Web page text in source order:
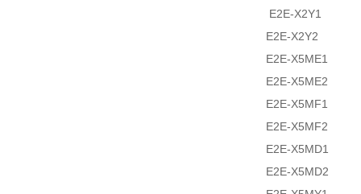
E2E-X2Y1
E2E-X2Y2
E2E-X5ME1
E2E-X5ME2
E2E-X5MF1
E2E-X5MF2
E2E-X5MD1
E2E-X5MD2